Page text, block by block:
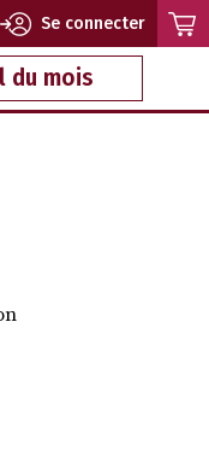
Se connecter
du mois